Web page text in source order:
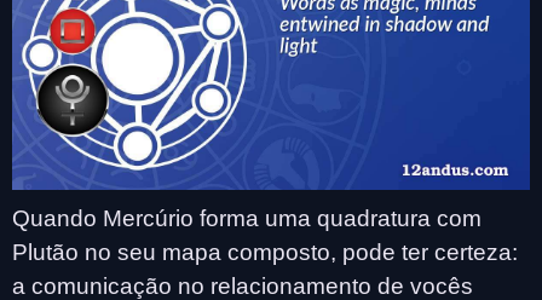
Quando Mercúrio forma uma quadratura com
Plutão no seu mapa composto, pode ter certeza:
a comunicação no relacionamento de vocês